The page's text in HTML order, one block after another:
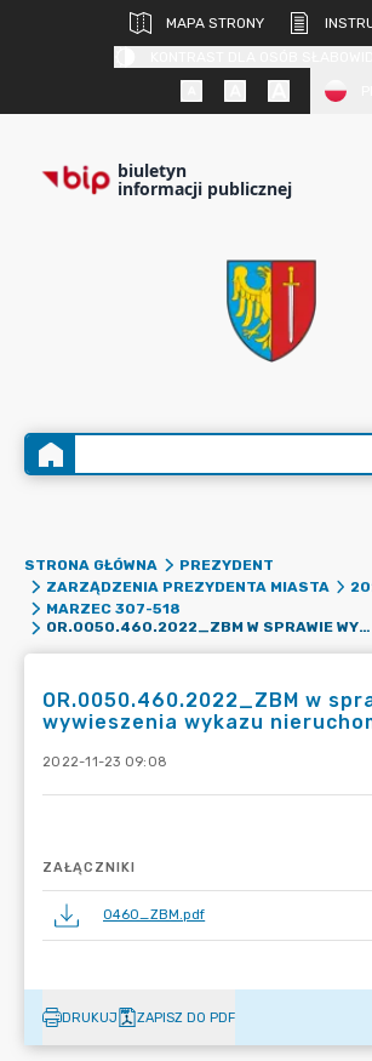
MAPA STRONY
biuletyn
informacji publicznej
STRONA GŁÓWNA
PREZYDENT
ZARZĄDZENIA PREZYDENTA MIASTA
MARZEC 307-518
OR.0050.460.2022_ZBM W SPRAWIE WYWIESZENIA WYKAZU NIERUCHOMOŚCI
OR.0050.460.2022_ZBM w
wywieszenia wykazu
2022-11-23 09:08
ZAŁĄCZNIKI
0460_ZBM.pdf
DRUKUJ ZAPISZ DO PDF